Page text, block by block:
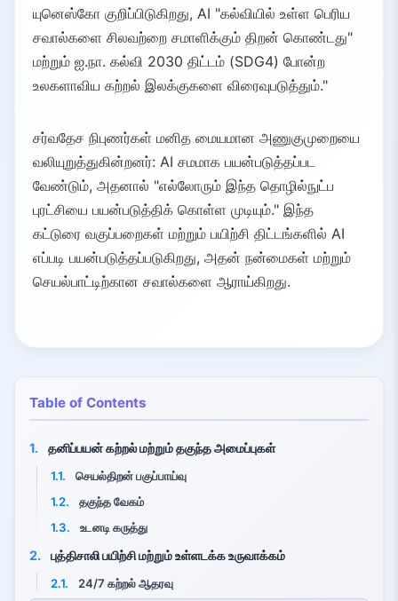
யுனெஸ்கோ குறிப்பிடுகிறது, AI "கல்வியில் உள்ள பெரிய
சவால்களை சிலவற்றை சமாளிக்கும் திறன் கொண்டது"
மற்றும் ஐ.நா. கல்வி 2030 திட்டம் (SDG4) போன்ற
உலகளாவிய கற்றல் இலக்குகளை விரைவுபடுத்தும்."
சர்வதேச நிபுணர்கள் மனித மையமான அணுகுமுறையை
வலியுறுத்துகின்றனர்: AI சமமாக பயன்படுத்தப்பட
வேண்டும், அதனால் "எல்லோரும் இந்த தொழில்நுட்ப
புரட்சியை பயன்படுத்திக் கொள்ள முடியும்." இந்த
கட்டுரை வகுப்பறைகள் மற்றும் பயிற்சி திட்டங்களில் AI
எப்படி பயன்படுத்தப்படுகிறது, அதன் நன்மைகள் மற்றும்
செயல்பாட்டிற்கான சவால்களை ஆராய்கிறது.
Table of Contents
1. தனிப்பயன் கற்றல் மற்றும் தகுந்த அமைப்புகள்
1.1.
செயல்திறன் பகுப்பாய்வு
1.2.
தகுந்த வேகம்
1.3.
உடனடி கருத்து
2. புத்திசாலி பயிற்சி மற்றும் உள்ளடக்க உருவாக்கம்
2.1.
24/7 கற்றல் ஆதரவு